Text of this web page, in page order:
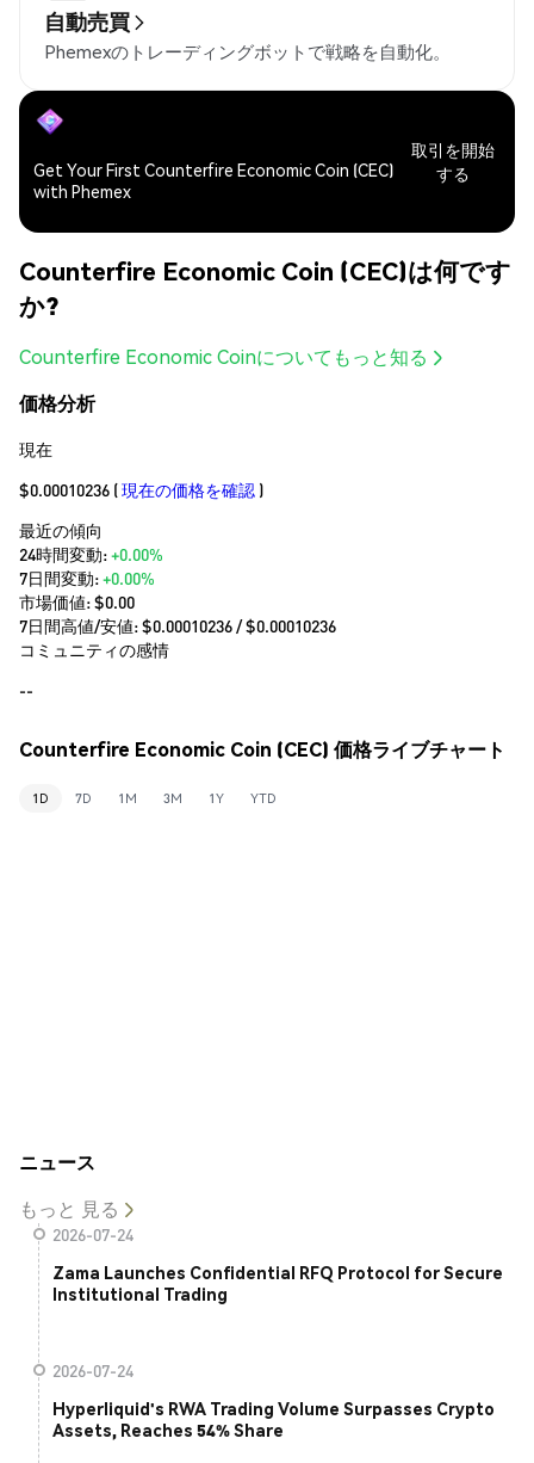
自動売買
Phemexのトレーディングボットで戦略を自動化。
Get Your First Counterfire Economic Coin (CEC)
with Phemex
取引を開始
する
Counterfire Economic Coin (CEC)は何です
か?
Counterfire Economic Coinについてもっと知る
価格分析
現在
$0.00010236 (現在の価格を確認 )
最近の傾向
24時間変動:+0.00%
7日間変動:+0.00%
市場価値:$0.00
7日間高値/安値: $0.00010236/ $0.00010236
コミュニティの感情
--
Counterfire Economic Coin (CEC) 価格ライブチャート
1D 7D 1M 3M 1Y YTD
ニュース
もっと 見る
2026-07-24
Zama Launches Confidential RFQ Protocol for Secure
Institutional Trading
2026-07-24
Hyperliquid's RWA Trading Volume Surpasses Crypto
Assets, Reaches 54% Share